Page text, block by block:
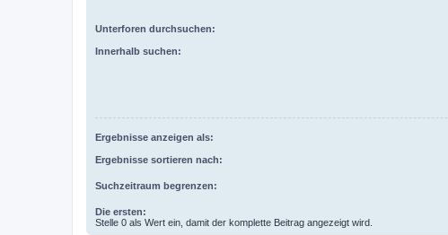
Unterforen durchsuchen:
Innerhalb suchen:
Ergebnisse anzeigen als:
Ergebnisse sortieren nach:
Suchzeitraum begrenzen:
Die ersten:
Stelle 0 als Wert ein, damit der komplette Beitrag angezeigt wird.